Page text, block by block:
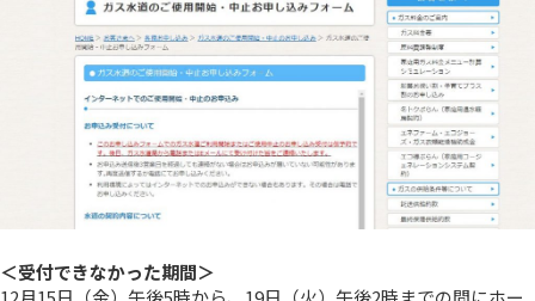
＜受付できなかった期間＞